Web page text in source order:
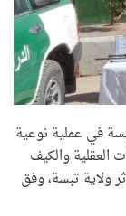
في عملية نوعية
والكيف
ولاية تبسة، وفق